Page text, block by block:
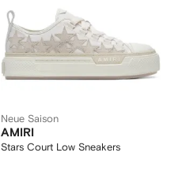
Neue Saison
AMIRI
Stars Court Low Sneakers